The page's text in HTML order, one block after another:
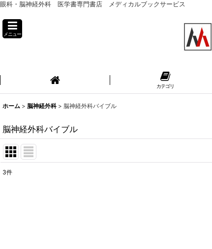
眼科・脳神経外科 医学書専門書店 メディカルブックサービス
メニュー
カテゴリ
ホーム > 脳神経外科 > 脳神経外科バイブル
脳神経外科バイブル
3件